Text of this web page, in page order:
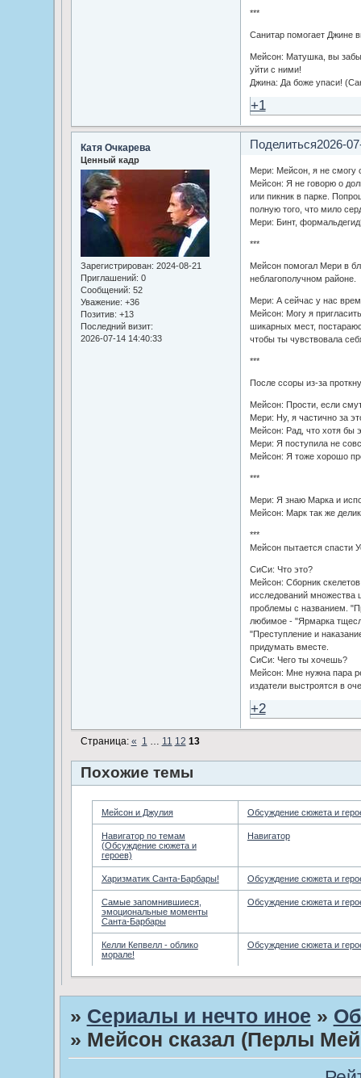
***
Санитар помогает Джине
Мейсон: Матушка, вы
уйти с ними!
Джина: Да боже упаси!
+1
Поделиться2026-
Катя Очкарева
Ценный кадр
Зарегистрирован: 2024-08-21
Приглашений: 0
Сообщений: 52
Уважение: +36
Позитив: +13
Последний визит:
2026-07-14 14:40:33
Мери: Мейсон, я не смогу
Мейсон: Я не говорю о
или пикник в парке.
полную того, что мило
Мери: Бинт,
***
Мейсон помогал Мери в
неблагополучном районе.
Мери: А сейчас у нас
Мейсон: Могу я
шикарных мест,
чтобы ты чувствовала
***
После ссоры из-за
Мейсон: Прости, если
Мери: Ну, я частично за
Мейсон: Рад, что хотя бы
Мери: Я поступила не
Мейсон: Я тоже хорошо
***
Мери: Я знаю Марка и
Мейсон: Марк так же
***
Мейсон пытается спасти
СиСи: Что это?
Мейсон: Сборник
исследований
проблемы с названием.
любимое - "Ярмарка
"Преступление и
придумать вместе.
СиСи: Чего ты хочешь?
Мейсон: Мне нужна пара
издатели выстроятся в
+2
Страница: « 1 … 11 12 13
Похожие темы
Мейсон и Джулия Обсуждение сюжета и
Навигатор по темам
(Обсуждение сюжета и
героев)
Навигатор
Харизматик Санта-Барбары! Обсуждение сюжета и
Самые запомнившиеся,
эмоциональные моменты
Санта-Барбары
Обсуждение сюжета и
Келли Кепвелл - облико
морале!
Обсуждение сюжета и
» Сериалы и нечто иное »
» Мейсон сказал (Перлы